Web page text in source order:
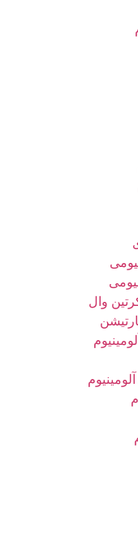
وال